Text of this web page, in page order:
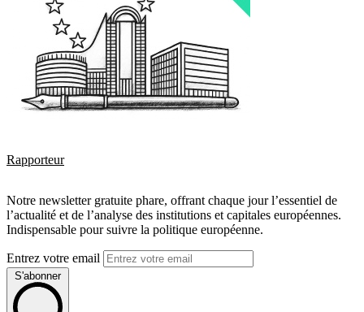
Rapporteur
Notre newsletter gratuite phare, offrant chaque jour l’essentiel de
l’actualité et de l’analyse des institutions et capitales européennes.
Indispensable pour suivre la politique européenne.
Entrez votre email
S'abonner